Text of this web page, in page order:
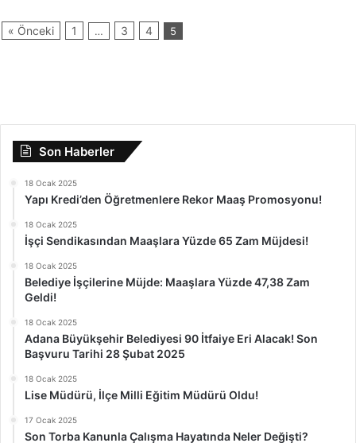
« Önceki 1 … 3 4 5
Son Haberler
18 Ocak 2025
Yapı Kredi’den Öğretmenlere Rekor Maaş Promosyonu!
18 Ocak 2025
İşçi Sendikasından Maaşlara Yüzde 65 Zam Müjdesi!
18 Ocak 2025
Belediye İşçilerine Müjde: Maaşlara Yüzde 47,38 Zam
Geldi!
18 Ocak 2025
Adana Büyükşehir Belediyesi 90 İtfaiye Eri Alacak! Son
Başvuru Tarihi 28 Şubat 2025
18 Ocak 2025
Lise Müdürü, İlçe Milli Eğitim Müdürü Oldu!
17 Ocak 2025
Son Torba Kanunla Çalışma Hayatında Neler Değişti?